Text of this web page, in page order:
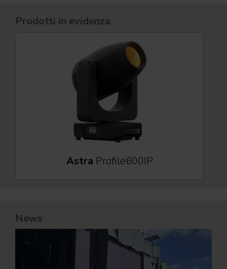
Prodotti in evidenza
Astra Profile600IP
News